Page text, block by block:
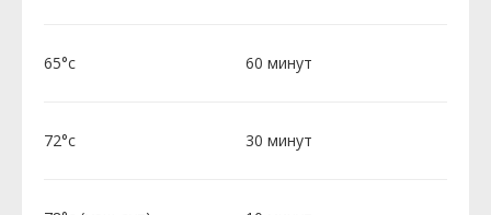
65°c 60 минут
72°c 30 минут